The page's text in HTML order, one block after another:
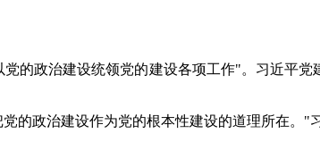
的政治建设统领党的建设各项工作"。习近平
的政治建设作为党的根本性建设的道理所在。"